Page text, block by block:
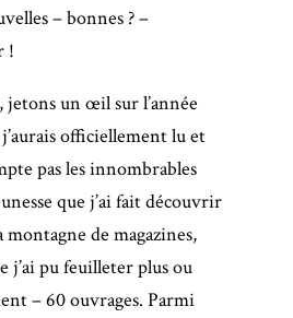
– bonnes ? –
!
jetons un œil sur l’année
officiellement lu et
pas les innombrables
que j’ai fait découvrir
montagne de magazines,
j’ai pu feuilleter plus ou
– 60 ouvrages. Parmi